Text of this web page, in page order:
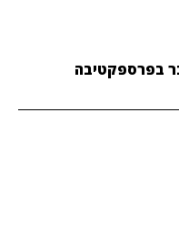
7 באוקטובר בפרספקטיבה